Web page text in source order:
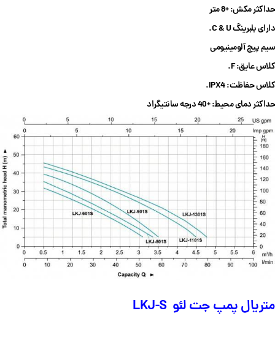
حداکثر مکش: +8 متر
دارای بلبرینگ C & U.
سیم پیچ آلومینیومی
کلاس عایق: F.
کلاس حفاظت: IPX4.
حداکثر دمای محیط: +40 درجه سانتیگراد
متریال پمپ جت لئو LKJ-S